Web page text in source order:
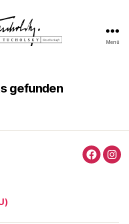
Menü
gefunden